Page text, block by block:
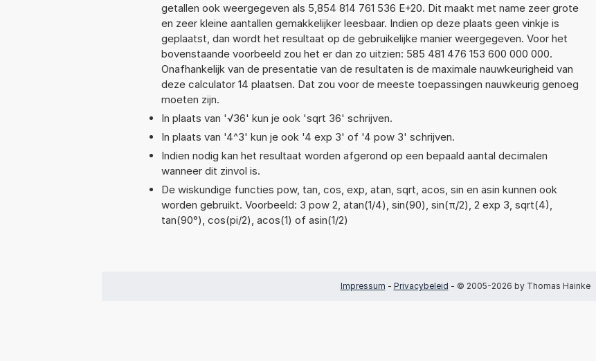
getallen ook weergegeven als 5,854 814 761 536 E+20. Dit maakt met name zeer grote
en zeer kleine aantallen gemakkelijker leesbaar. Indien op deze plaats geen vinkje is
geplaatst, dan wordt het resultaat op de gebruikelijke manier weergegeven. Voor het
bovenstaande voorbeeld zou het er dan zo uitzien: 585 481 476 153 600 000 000.
Onafhankelijk van de presentatie van de resultaten is de maximale nauwkeurigheid van
deze calculator 14 plaatsen. Dat zou voor de meeste toepassingen nauwkeurig genoeg
moeten zijn.
In plaats van '√36' kun je ook 'sqrt 36' schrijven.
In plaats van '4^3' kun je ook '4 exp 3' of '4 pow 3' schrijven.
Indien nodig kan het resultaat worden afgerond op een bepaald aantal decimalen
wanneer dit zinvol is.
De wiskundige functies pow, tan, cos, exp, atan, sqrt, acos, sin en asin kunnen ook
worden gebruikt. Voorbeeld: 3 pow 2, atan(1/4), sin(90), sin(π/2), 2 exp 3, sqrt(4),
tan(90°), cos(pi/2), acos(1) of asin(1/2)
Impressum - Privacybeleid - © 2005-2026 by Thomas Hainke